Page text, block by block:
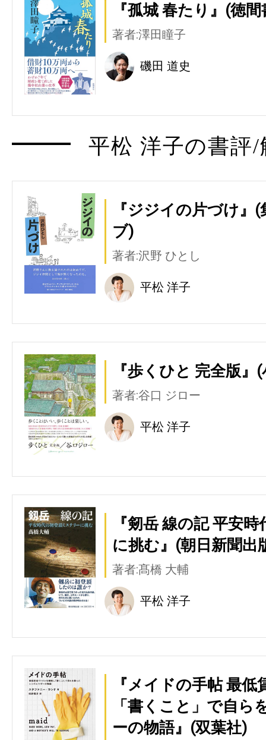
『孤城 春たり』(徳
著者:澤田瞳子
磯田 道史
平松 洋子の書評
『ジジイの片づけ』
ブ)
著者:沢野 ひとし
平松 洋子
『歩くひと 完全版』
著者:谷口 ジロー
平松 洋子
『剱岳 線の記 平安
に挑む』(朝日新聞出
著者:髙橋 大輔
平松 洋子
『メイドの手帖 最
「書くこと」で自
ーの物語』(双葉社)